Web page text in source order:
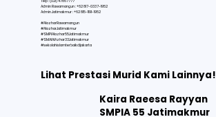
Admin Rawamangun : +62 817-0337-1952
Admin Jatimakmur : +62 815-1191-1952
#AlazharRawamangun
#AlazharJatimakmur
#SMPIAlazhar55Jatimakmur
#SMAIAlAzhar33Jatimakmur
#sekolahislamterbaikdijakarta
Lihat Prestasi Murid Kami Lainnya!
Kaira Raeesa Rayyan
SMPIA 55 Jatimakmur